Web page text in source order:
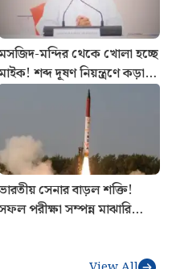
View All
মসজিদ-মন্দির থেকে খোলা হচ্ছে
মাইক! শব্দ দূষণ নিয়ন্ত্রণে কড়া